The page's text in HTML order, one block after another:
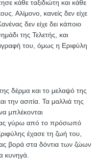
κάθε ταξιδιώτη και κάθε
Αλίμονο, κανείς δεν είχε
δεν είχε δει κάποιο
της Τελετής, και
του, όμως η Εριφύλη
δέρμα και το μελαψό της
την ασιτία. Τα μαλλιά της
μπλέκονται
γύρω από το πρόσωπό
έχασε τη ζωή του,
βορά στα δόντια των ζώων
κυνηγά.